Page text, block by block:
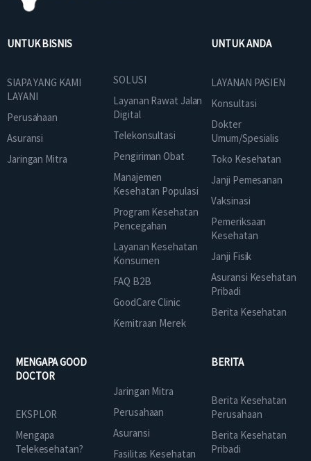
UNTUK BISNIS
SIAPA YANG KAMI
LAYANI
Perusahaan
Asuransi
Jaringan Mitra
SOLUSI
Layanan Rawat Jalan
Digital
Telekonsultasi
Pengiriman Obat
Manajemen
Kesehatan Populasi
Program Kesehatan
Pencegahan
Layanan Kesehatan
Konsumen
FAQ B2B
GoodCare Clinic
Kemitraan Merek
UNTUK ANDA
LAYANAN PASIEN
Konsultasi
Dokter
Umum/Spesialis
Toko Kesehatan
Janji Pemesanan
Vaksinasi
Pemeriksaan
Kesehatan
Janji Fisik
Asuransi Kesehatan
Pribadi
Berita Kesehatan
MENGAPA GOOD
DOCTOR
EKSPLOR
Mengapa
Telekesehatan?
Jaringan Mitra
Perusahaan
Asuransi
Fasilitas Kesehatan
BERITA
Berita Kesehatan
Perusahaan
Berita Kesehatan
Pribadi